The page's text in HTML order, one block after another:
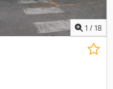
1 / 18